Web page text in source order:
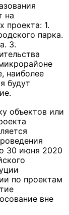
на
проекта: 1.
парка.
3.
наиболее
будут
объектов или
30 июня 2020
по проектам
вне